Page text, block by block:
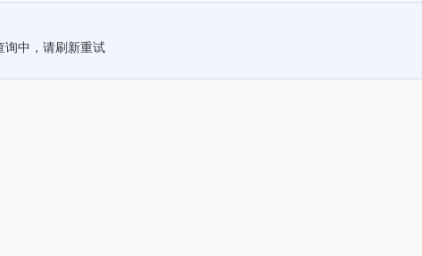
询中，请刷新重试